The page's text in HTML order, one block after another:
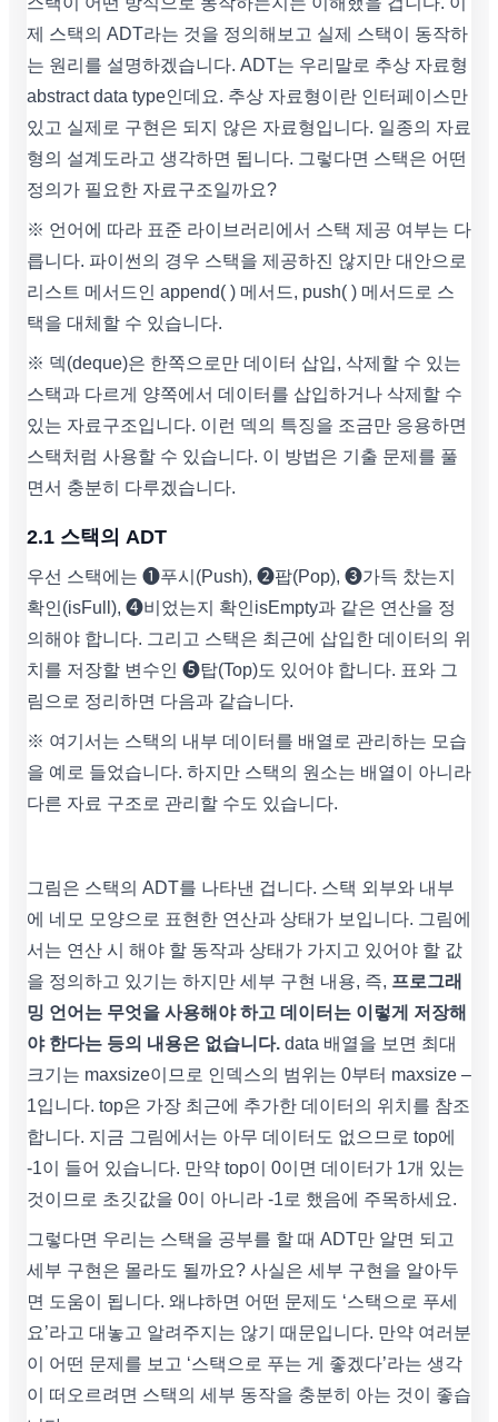
제 스택의 ADT라는 것을 정의해보고 실제 스택이 동작하
는 원리를 설명하겠습니다. ADT는 우리말로 추상 자료형
abstract data type인데요. 추상 자료형이란 인터페이스만
있고 실제로 구현은 되지 않은 자료형입니다. 일종의 자료
형의 설계도라고 생각하면 됩니다. 그렇다면 스택은 어떤
정의가 필요한 자료구조일까요?
※ 언어에 따라 표준 라이브러리에서 스택 제공 여부는 다
릅니다. 파이썬의 경우 스택을 제공하진 않지만 대안으로
리스트 메서드인 append( ) 메서드, push( ) 메서드로 스
택을 대체할 수 있습니다.
※ 덱(deque)은 한쪽으로만 데이터 삽입, 삭제할 수 있는
스택과 다르게 양쪽에서 데이터를 삽입하거나 삭제할 수
있는 자료구조입니다. 이런 덱의 특징을 조금만 응용하면
스택처럼 사용할 수 있습니다. 이 방법은 기출 문제를 풀
면서 충분히 다루겠습니다.
2.1 스택의 ADT
우선 스택에는 ❶푸시(Push), ❷팝(Pop), ❸가득 찼는지
확인(isFull), ❹비었는지 확인isEmpty과 같은 연산을 정
의해야 합니다. 그리고 스택은 최근에 삽입한 데이터의 위
치를 저장할 변수인 ❺탑(Top)도 있어야 합니다. 표와 그
림으로 정리하면 다음과 같습니다.
※ 여기서는 스택의 내부 데이터를 배열로 관리하는 모습
을 예로 들었습니다. 하지만 스택의 원소는 배열이 아니라
다른 자료 구조로 관리할 수도 있습니다.
그림은 스택의 ADT를 나타낸 겁니다. 스택 외부와 내부
에 네모 모양으로 표현한 연산과 상태가 보입니다. 그림에
서는 연산 시 해야 할 동작과 상태가 가지고 있어야 할 값
을 정의하고 있기는 하지만 세부 구현 내용, 즉, 프로그래
밍 언어는 무엇을 사용해야 하고 데이터는 이렇게 저장해
야 한다는 등의 내용은 없습니다. data 배열을 보면 최대
크기는 maxsize이므로 인덱스의 범위는 0부터 maxsize –
1입니다. top은 가장 최근에 추가한 데이터의 위치를 참조
합니다. 지금 그림에서는 아무 데이터도 없으므로 top에
-1이 들어 있습니다. 만약 top이 0이면 데이터가 1개 있는
것이므로 초깃값을 0이 아니라 -1로 했음에 주목하세요.
그렇다면 우리는 스택을 공부를 할 때 ADT만 알면 되고
세부 구현은 몰라도 될까요? 사실은 세부 구현을 알아두
면 도움이 됩니다. 왜냐하면 어떤 문제도 ‘스택으로 푸세
요’라고 대놓고 알려주지는 않기 때문입니다. 만약 여러분
이 어떤 문제를 보고 ‘스택으로 푸는 게 좋겠다’라는 생각
이 떠오르려면 스택의 세부 동작을 충분히 아는 것이 좋습